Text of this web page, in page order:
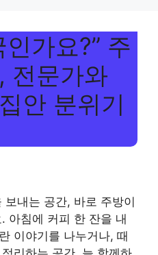
가요?” 주
전문가와
안 분위기
내는 공간, 바로 주방이
아침에 커피 한 잔을 내
이야기를 나누거나, 때